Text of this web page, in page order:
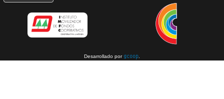
Desarrollado por gcoop.